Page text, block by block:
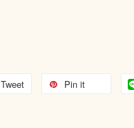
Tweet Pin it